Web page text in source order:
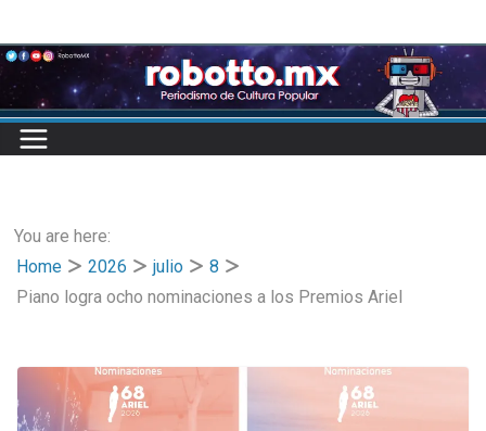
to
content
You are here:
Home
2026 julio
8
Piano logra ocho nominaciones a los Premios Ariel